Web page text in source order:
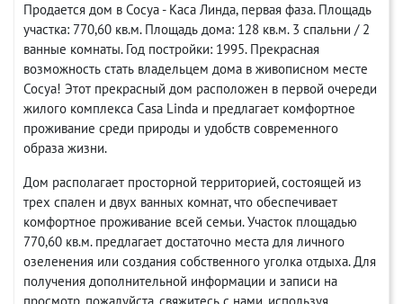
Продается дом в Сосуа - Каса Линда, первая фаза. Площадь
участка: 770,60 кв.м. Площадь дома: 128 кв.м. 3 спальни / 2
ванные комнаты. Год постройки: 1995. Прекрасная
возможность стать владельцем дома в живописном месте
Сосуа! Этот прекрасный дом расположен в первой очереди
жилого комплекса Casa Linda и предлагает комфортное
проживание среди природы и удобств современного
образа жизни.
Дом располагает просторной территорией, состоящей из
трех спален и двух ванных комнат, что обеспечивает
комфортное проживание всей семьи. Участок площадью
770,60 кв.м. предлагает достаточно места для личного
озеленения или создания собственного уголка отдыха. Для
получения дополнительной информации и записи на